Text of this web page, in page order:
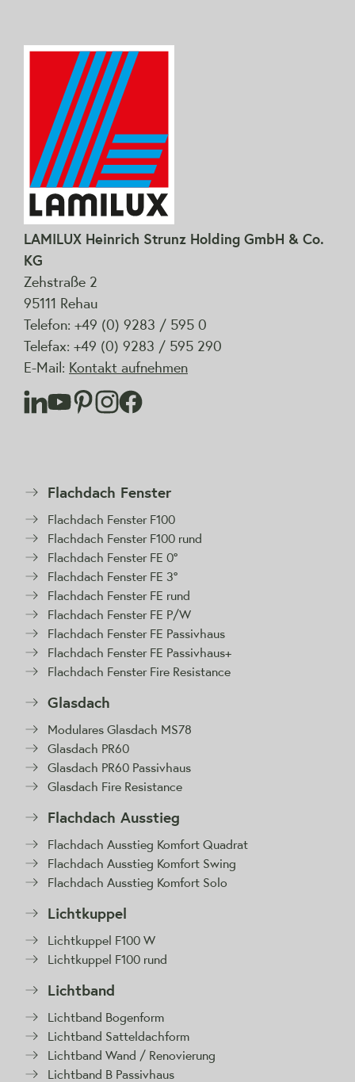
LAMILUX Heinrich Strunz Holding GmbH & Co.
KG
Zehstraße 2
95111 Rehau
Telefon: +49 (0) 9283 / 595 0
Telefax: +49 (0) 9283 / 595 290
E-Mail: Kontakt aufnehmen
Flachdach Fenster
Flachdach Fenster F100
Flachdach Fenster F100 rund
Flachdach Fenster FE 0°
Flachdach Fenster FE 3°
Flachdach Fenster FE rund
Flachdach Fenster FE P/W
Flachdach Fenster FE Passivhaus
Flachdach Fenster FE Passivhaus+
Flachdach Fenster Fire Resistance
Glasdach
Modulares Glasdach MS78
Glasdach PR60
Glasdach PR60 Passivhaus
Glasdach Fire Resistance
Flachdach Ausstieg
Flachdach Ausstieg Komfort Quadrat
Flachdach Ausstieg Komfort Swing
Flachdach Ausstieg Komfort Solo
Lichtkuppel
Lichtkuppel F100 W
Lichtkuppel F100 rund
Lichtband
Lichtband Bogenform
Lichtband Satteldachform
Lichtband Wand / Renovierung
Lichtband B Passivhaus